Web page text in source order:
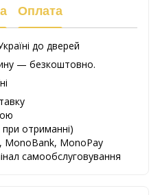
Оплата
до дверей
— безкоштовно.
при отриманні)
MonoBank, MonoPay
самообслуговування